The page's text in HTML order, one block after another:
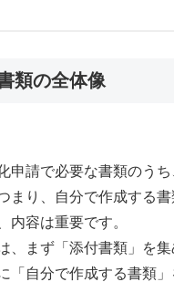
類の全体像
申請で必要な書類のうち
まり、自分で作成する
内容は重要です。
、まず「添付書類」を集
「自分で作成する書類